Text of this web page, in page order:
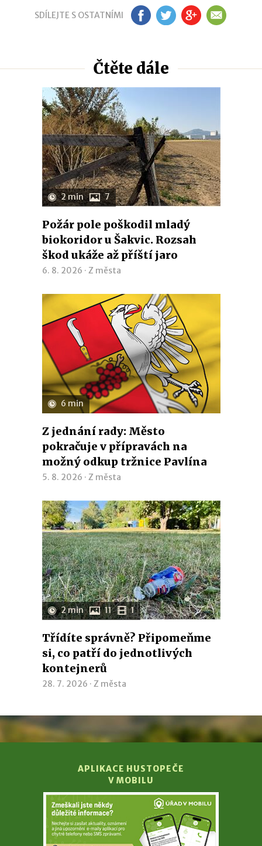
SDÍLEJTE S OSTATNÍMI FB TW GP EM
Čtěte dále
2 min 7
Požár pole poškodil mladý
biokoridor u Šakvic. Rozsah
škod ukáže až příští jaro
6. 8. 2026 · Z města
6 min
Z jednání rady: Město
pokračuje v přípravách na
možný odkup tržnice Pavlína
5. 8. 2026 · Z města
2 min 11 1
Třídíte správně? Připomeňme
si, co patří do jednotlivých
kontejnerů
28. 7. 2026 · Z města
APLIKACE HUSTOPEČE
V MOBILU